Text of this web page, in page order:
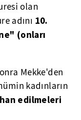
olan
adını 10.
(onları
Mekke'den
kadınların
edilmeleri